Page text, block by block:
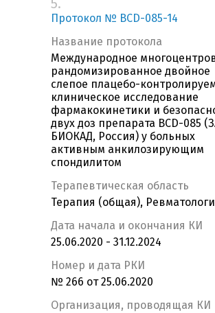
5.
Протокол № BCD-085-14
Название протокола
Международное
рандомизированное двойное
слепое плацебо-
клиническое исследование
фармакокинетики и
двух доз препарата BCD-085
БИОКАД, Россия) у больных
активным анкилозирующим
спондилитом
Терапевтическая область
Терапия (общая),
Дата начала и окончания КИ
25.06.2020 - 31.12.2024
Номер и дата РКИ
№ 266 от 25.06.2020
Организация, проводящая КИ